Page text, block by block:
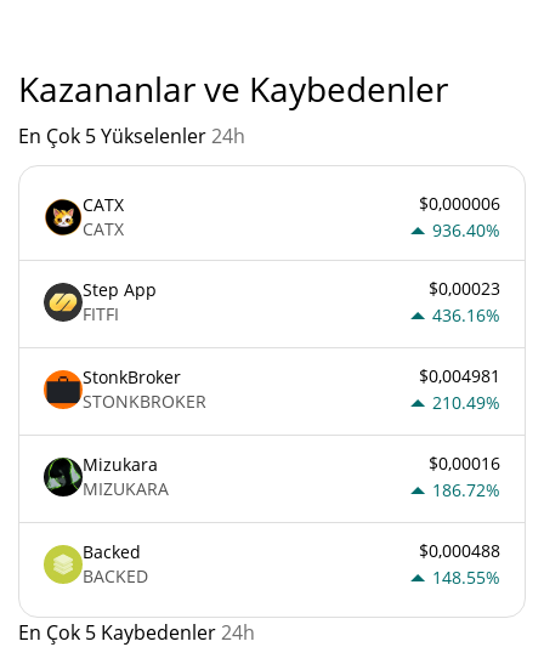
Kazananlar ve Kaybedenler
En Çok 5 Yükselenler24h
CATX
CATX
$0,000006
936.40%
Step App
FITFI
$0,00023
436.16%
StonkBroker
STONKBROKER
$0,004981
210.49%
Mizukara
MIZUKARA
$0,00016
186.72%
Backed
BACKED
$0,000488
148.55%
En Çok 5 Kaybedenler24h